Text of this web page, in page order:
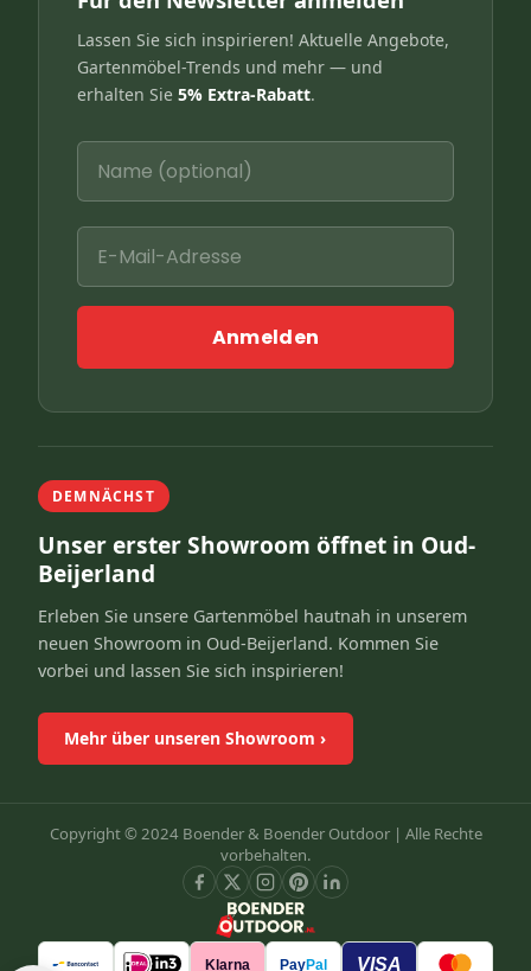
Lassen Sie sich inspirieren! Aktuelle Angebote,
Gartenmöbel-Trends und mehr — und
erhalten Sie 5% Extra-Rabatt.
Anmelden
DEMNÄCHST
Unser erster Showroom öffnet in Oud-
Beijerland
Erleben Sie unsere Gartenmöbel hautnah in unserem
neuen Showroom in Oud-Beijerland. Kommen Sie
vorbei und lassen Sie sich inspirieren!
Mehr über unseren Showroom ›
Copyright © 2024 Boender & Boender Outdoor | Alle Rechte
vorbehalten.
Klarna PayPal VISA